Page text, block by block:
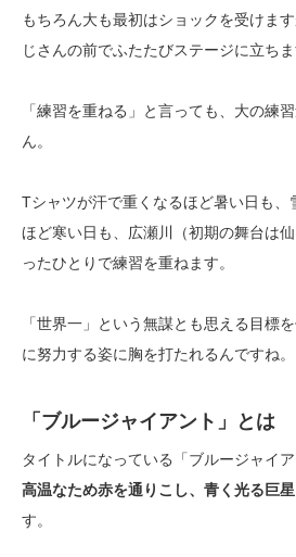
もちろん大も最初はショックを受けま
じさんの前でふたたびステージに立ちま
「練習を重ねる」と言っても、大の練
ん。
Tシャツが汗で重くなるほど暑い日も、
ほど寒い日も、広瀬川（初期の舞台は
ったひとりで練習を重ねます。
「世界一」という無謀とも思える目標
に努力する姿に胸を打たれるんですね。
「ブルージャイアント」とは
タイトルになっている「ブルージャイ
高温なため赤を通りこし、青く光る巨
す。